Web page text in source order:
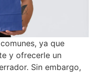
ya que
y ofrecerle un
Sin embargo,